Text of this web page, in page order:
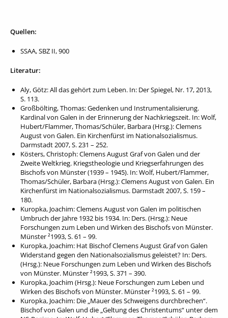
Quellen:
SSAA, SBZ II, 900
Literatur:
Aly, Götz: All das gehört zum Leben. In: Der Spiegel, Nr. 17, 2013,
S. 113.
Großbölting, Thomas: Gedenken und Instrumentalisierung.
Kardinal von Galen in der Erinnerung der Nachkriegszeit. In: Wolf,
Hubert/Flammer, Thomas/Schüler, Barbara (Hrsg.): Clemens
August von Galen. Ein Kirchenfürst im Nationalsozialismus.
Darmstadt 2007, S. 231 – 252.
Kösters, Christoph: Clemens August Graf von Galen und der
Zweite Weltkrieg. Kriegstheologie und Kriegserfahrungen des
Bischofs von Münster (1939 – 1945). In: Wolf, Hubert/Flammer,
Thomas/Schüler, Barbara (Hrsg.): Clemens August von Galen. Ein
Kirchenfürst im Nationalsozialismus. Darmstadt 2007, S. 159 –
180.
Kuropka, Joachim: Clemens August von Galen im politischen
Umbruch der Jahre 1932 bis 1934. In: Ders. (Hrsg.): Neue
Forschungen zum Leben und Wirken des Bischofs von Münster.
Münster ²1993, S. 61 – 99.
Kuropka, Joachim: Hat Bischof Clemens August Graf von Galen
Widerstand gegen den Nationalsozialismus geleistet? In: Ders.
(Hrsg.): Neue Forschungen zum Leben und Wirken des Bischofs
von Münster. Münster ²1993, S. 371 – 390.
Kuropka, Joachim (Hrsg.): Neue Forschungen zum Leben und
Wirken des Bischofs von Münster. Münster ²1993, S. 61 – 99.
Kuropka, Joachim: Die „Mauer des Schweigens durchbrechen“.
Bischof von Galen und die „Geltung des Christentums“ unter dem